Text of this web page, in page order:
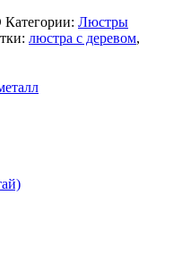
Категории: Люстры
люстра с деревом,